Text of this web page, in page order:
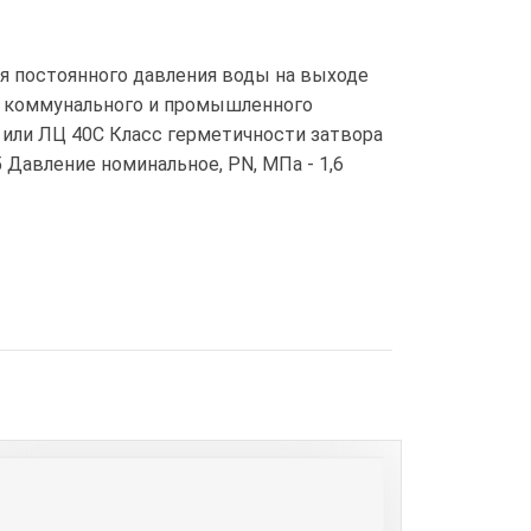
постоянного давления воды на выходе
коммунального и промышленного
ЛЦ 40С Класс герметичности затвора
номинальное, PN, МПа - 1,6